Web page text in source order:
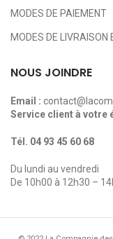
MODES DE PAIEMENT
MODES DE LIVRAISON
NOUS JOINDRE
Email :
Service client à votre
Tél. 04 93 45 60 68
Du lundi au vendredi
De 10h00 à 12h30 –